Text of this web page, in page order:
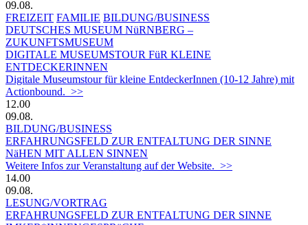
09.08.
FREIZEIT FAMILIE BILDUNG/BUSINESS
DEUTSCHES MUSEUM NüRNBERG –
ZUKUNFTSMUSEUM
DIGITALE MUSEUMSTOUR FüR KLEINE
ENTDECKERINNEN
Digitale Museumstour für kleine EntdeckerInnen (10-12 Jahre) mit
Actionbound. >>
12.00
09.08.
BILDUNG/BUSINESS
ERFAHRUNGSFELD ZUR ENTFALTUNG DER SINNE
NäHEN MIT ALLEN SINNEN
Weitere Infos zur Veranstaltung auf der Website. >>
14.00
09.08.
LESUNG/VORTRAG
ERFAHRUNGSFELD ZUR ENTFALTUNG DER SINNE